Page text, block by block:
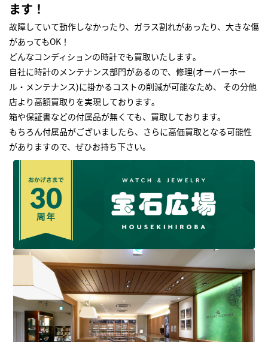
ます！
故障していて動作しなかったり、ガラス割れがあったり、大きな傷
があってもOK！
どんなコンディションの時計でも買取いたします｡
自社に時計のメンテナンス部門があるので、修理(オーバーホー
ル・メンテナンス)に掛かるコストの削減が可能なため、 その分他
店より高額買取りを実現しております｡
箱や保証書などの付属品が無くても、買取しております。
もちろん付属品がございましたら、さらに高価買取となる可能性
がありますので、ぜひお持ち下さい｡